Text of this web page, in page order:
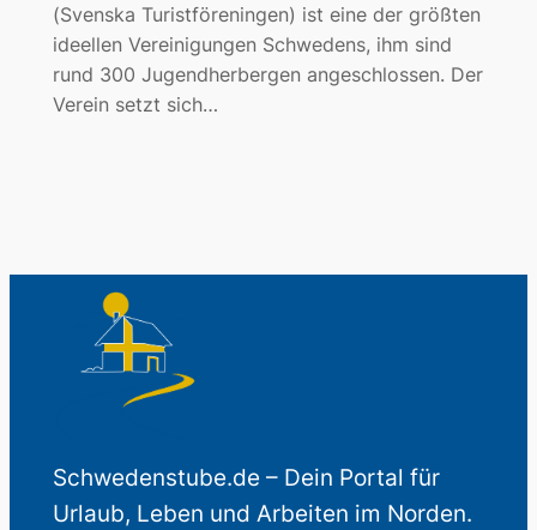
(Svenska Turistföreningen) ist eine der größten
ideellen Vereinigungen Schwedens, ihm sind
rund 300 Jugendherbergen angeschlossen. Der
Verein setzt sich…
Schwedenstube.de – Dein Portal für
Urlaub, Leben und Arbeiten im Norden.